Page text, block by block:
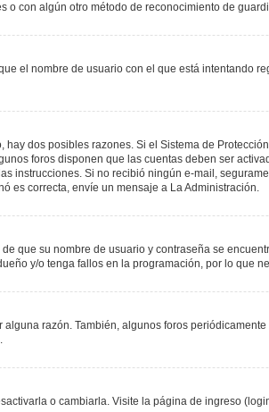
o con algún otro método de reconocimiento de
el nombre de usuario con el que está intentando
dos posibles razones. Si el Sistema de
foros disponen que las cuentas deben ser
instrucciones. Si no recibió ningún e-mail,
es correcta, envíe un mensaje a La Administración.
que su nombre de usuario y contraseña se
y/o tenga fallos en la programación, por lo que
razón. También, algunos foros
o cambiarla. Visite la página de ingreso